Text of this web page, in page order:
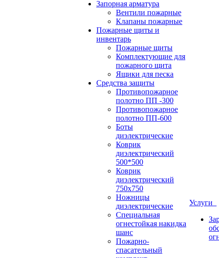
Запорная арматура
Вентили пожарные
Клапаны пожарные
Пожарные щиты и
инвентарь
Пожарные щиты
Комплектующие для
пожарного щита
Ящики для песка
Средства защиты
Противопожарное
полотно ПП -300
Противопожарное
полотно ПП-600
Боты
диэлектрические
Коврик
диэлектрический
500*500
Коврик
диэлектрический
750х750
Ножницы
диэлектрические
Специальная
огнестойкая накидка
шанс
Пожарно-
спасательный
Услуги